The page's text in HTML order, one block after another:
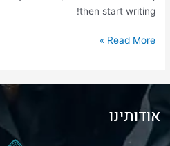
then start writing!
Read More »
אודותינו